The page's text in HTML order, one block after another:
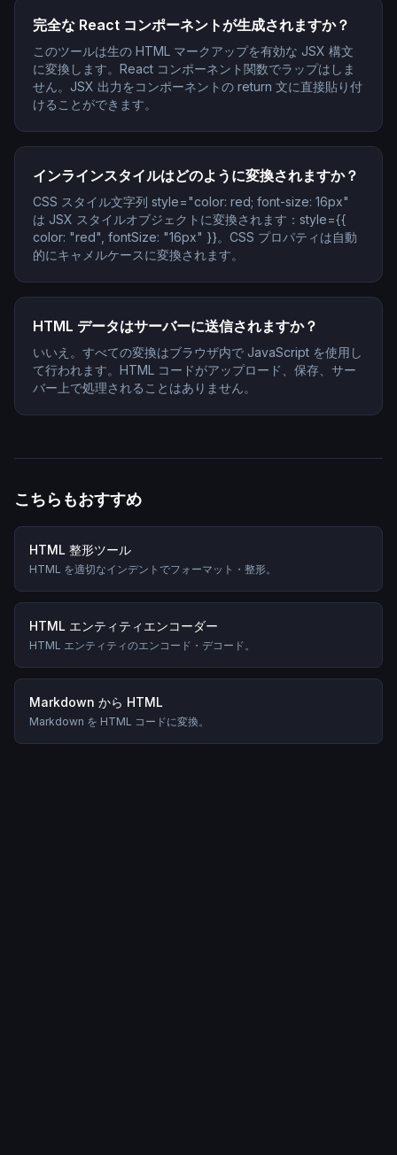
完全な React コンポーネントが生成されますか？
このツールは生の HTML マークアップを有効な JSX 構文
に変換します。React コンポーネント関数でラップはしま
せん。JSX 出力をコンポーネントの return 文に直接貼り付
けることができます。
インラインスタイルはどのように変換されますか？
CSS スタイル文字列 style="color: red; font-size: 16px"
は JSX スタイルオブジェクトに変換されます：style={{
color: "red", fontSize: "16px" }}。CSS プロパティは自動
的にキャメルケースに変換されます。
HTML データはサーバーに送信されますか？
いいえ。すべての変換はブラウザ内で JavaScript を使用し
て行われます。HTML コードがアップロード、保存、サー
バー上で処理されることはありません。
こちらもおすすめ
HTML 整形ツール
HTML を適切なインデントでフォーマット・整形。
HTML エンティティエンコーダー
HTML エンティティのエンコード・デコード。
Markdown から HTML
Markdown を HTML コードに変換。